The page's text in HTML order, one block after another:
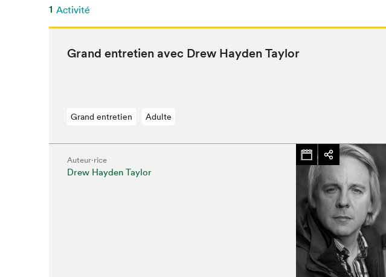
1 Activité
Grand entre­tien avec Drew Hay­den Taylor
Grand entretien Adulte
Auteur·rice
Drew Hayden Taylor